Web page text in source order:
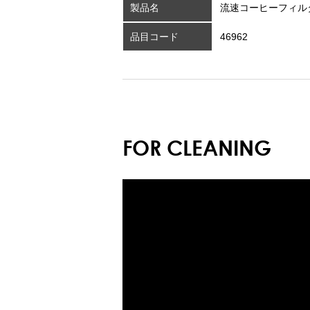
製品名 流速コーヒーフィ
品目コード 46962
FOR CLEANING